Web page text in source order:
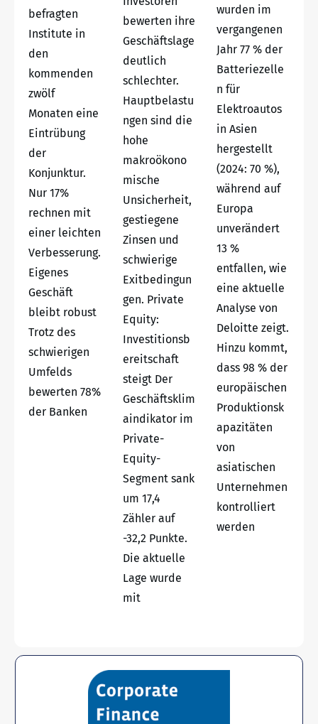
befragten
Institute in
den
kommenden
zwölf
Monaten eine
Eintrübung
der
Konjunktur.
Nur 17%
rechnen mit
einer leichten
Verbesserung.
Eigenes
Geschäft
bleibt robust
Trotz des
schwierigen
Umfelds
bewerten 78%
der Banken
bewerten ihre
Geschäftslage
deutlich
schlechter.
Hauptbelastu
ngen sind die
hohe
makroökono
mische
Unsicherheit,
gestiegene
Zinsen und
schwierige
Exitbedingun
gen. Private
Equity:
Investitionsb
ereitschaft
steigt Der
Geschäftsklim
aindikator im
Private-
Equity-
Segment sank
um 17,4
Zähler auf
-32,2 Punkte.
Die aktuelle
Lage wurde
mit
wurden im
vergangenen
Jahr 77 % der
Batteriezelle
n für
Elektroautos
in Asien
hergestellt
(2024: 70 %),
während auf
Europa
unverändert
13 %
entfallen, wie
eine aktuelle
Analyse von
Deloitte zeigt.
Hinzu kommt,
dass 98 % der
europäischen
Produktionsk
apazitäten
von
asiatischen
Unternehmen
kontrolliert
werden